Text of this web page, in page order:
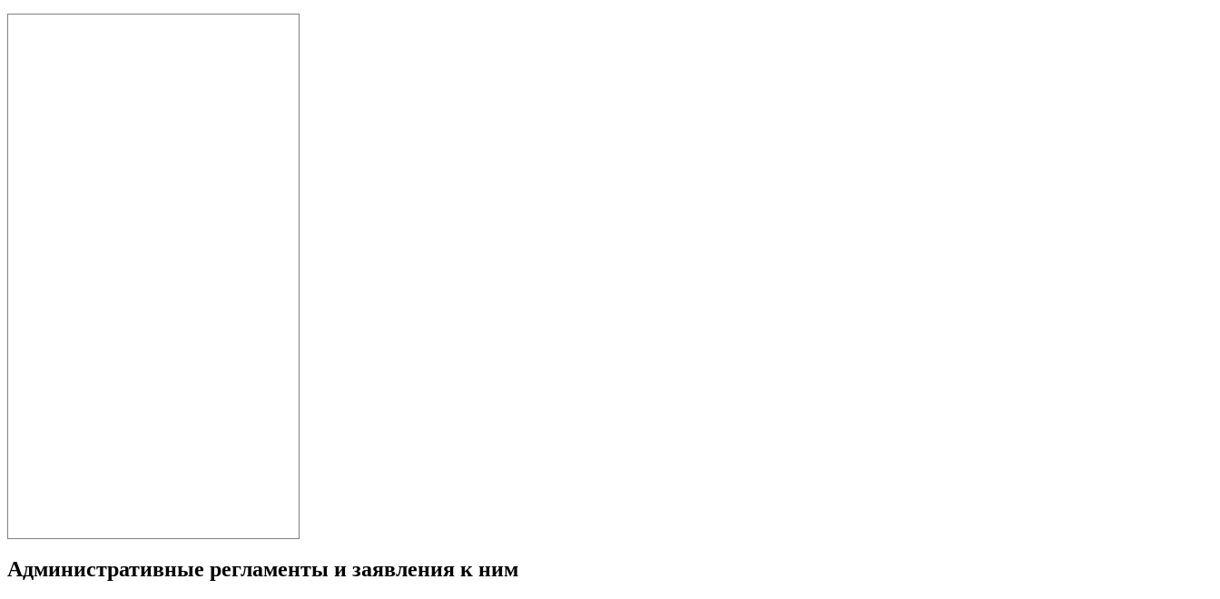
Административные регламенты и заявления к ним